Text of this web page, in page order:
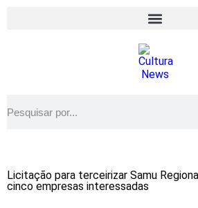
Licitação para terceirizar Samu
cinco empresas interessadas